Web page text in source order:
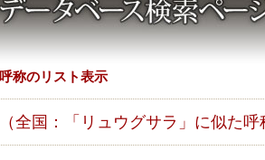
呼称のリスト表示
（全国：「リュウグサラ」に似た呼